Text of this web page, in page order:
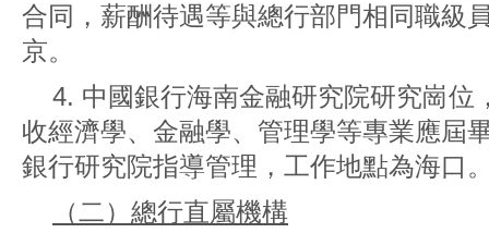
合同，薪酬待遇等與總行部門相同職級
京。
4. 中國銀行海南金融研究院研究崗位
收經濟學、金融學、管理學等專業應屆
銀行研究院指導管理，工作地點為海口
（二）總行直屬機構